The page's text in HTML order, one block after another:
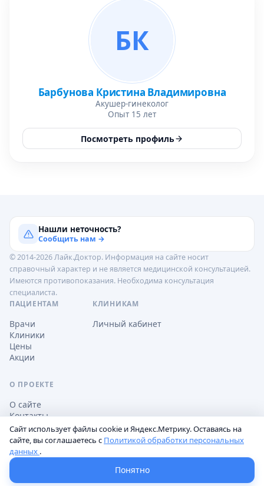
БК
Барбунова Кристина Владимировна
Акушер-гинеколог
Опыт 15 лет
Посмотреть профиль
Нашли неточность?
Сообщить нам →
© 2014-2026 Лайк.Доктор. Информация на сайте носит
справочный характер и не является медицинской консультацией.
Имеются противопоказания. Необходима консультация
специалиста.
ПАЦИЕНТАМ
Врачи
Клиники
Цены
Акции
КЛИНИКАМ
Личный кабинет
О ПРОЕКТЕ
О сайте
Контакты
Обработка персональных данных
Пользовательское соглашениеНастройки cookie
Сайт использует файлы cookie и Яндекс.Метрику. Оставаясь на
сайте, вы соглашаетесь с Политикой обработки персональных
данных .
Понятно